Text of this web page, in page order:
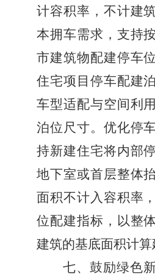
计容积率，不计建
本拥车需求，支持
市建筑物配建停车
住宅项目停车配建
车型适配与空间利
泊位尺寸。优化停
持新建住宅将内部
地下室或首层整体
面积不计入容积率
位配建指标，以整
建筑的基底面积计算
七、鼓励绿色